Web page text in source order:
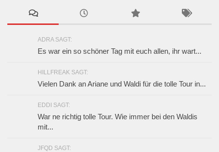
ADRA SAGT:
Es war ein so schöner Tag mit euch allen, ihr wart...
HILLFREAK SAGT:
Vielen Dank an Ariane und Waldi für die tolle Tour in...
EDDI SAGT:
War ne richtig tolle Tour. Wie immer bei den Waldis
mit...
JFQD SAGT: